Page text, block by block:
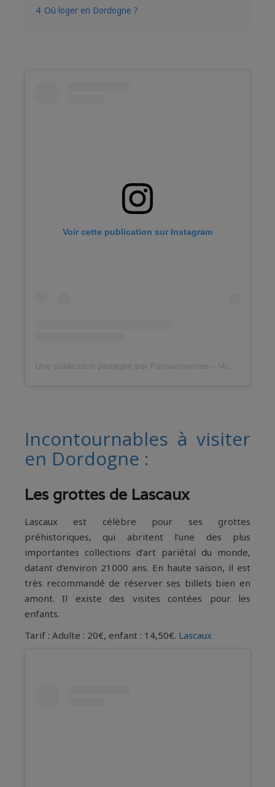
4 Où loger en Dordogne ?
Voir cette publication sur Instagram
Incontournables à visiter
en Dordogne :
Les grottes de Lascaux
Lascaux est célèbre pour ses grottes
préhistoriques, qui abritent l’une des plus
importantes collections d’art pariétal du monde,
datant d’environ 21000 ans. En haute saison, il est
très recommandé de réserver ses billets bien en
amont. Il existe des visites contées pour les
enfants.
Tarif : Adulte : 20€, enfant : 14,50€. Lascaux